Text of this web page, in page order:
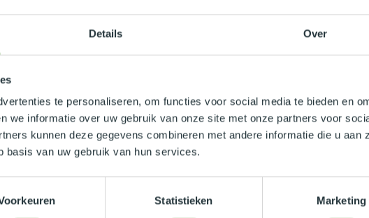
Details Over
te personaliseren, om functies voor social media te bieden en
we informatie over uw gebruik van onze site met onze partners voor
kunnen deze gegevens combineren met andere informatie die u aan
basis van uw gebruik van hun services.
Statistieken Marketing